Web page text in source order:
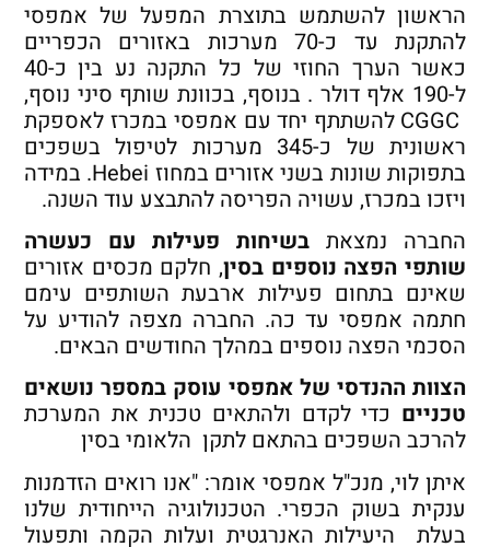
הראשון להשתמש בתוצרת המפעל של אמפסי
להתקנת עד כ-70 מערכות באזורים הכפריים
כאשר הערך החוזי של כל התקנה נע בין כ-40
ל-190 אלף דולר . בנוסף, בכוונת שותף סיני נוסף,
CGGC להשתתף יחד עם אמפסי במכרז לאספקת
ראשונית של כ-345 מערכות לטיפול בשפכים
בתפוקות שונות בשני אזורים במחוז Hebei. במידה
ויזכו במכרז, עשויה הפריסה להתבצע עוד השנה.
החברה נמצאת בשיחות פעילות עם כעשרה
שותפי הפצה נוספים בסין, חלקם מכסים אזורים
שאינם בתחום פעילות ארבעת השותפים עימם
חתמה אמפסי עד כה. החברה מצפה להודיע על
הסכמי הפצה נוספים במהלך החודשים הבאים.
הצוות ההנדסי של אמפסי עוסק במספר נושאים
טכניים כדי לקדם ולהתאים טכנית את המערכת
להרכב השפכים בהתאם לתקן הלאומי בסין
איתן לוי, מנכ"ל אמפסי אומר: "אנו רואים הזדמנות
ענקית בשוק הכפרי. הטכנולוגיה הייחודית שלנו
בעלת היעילות האנרגטית ועלות הקמה ותפעול